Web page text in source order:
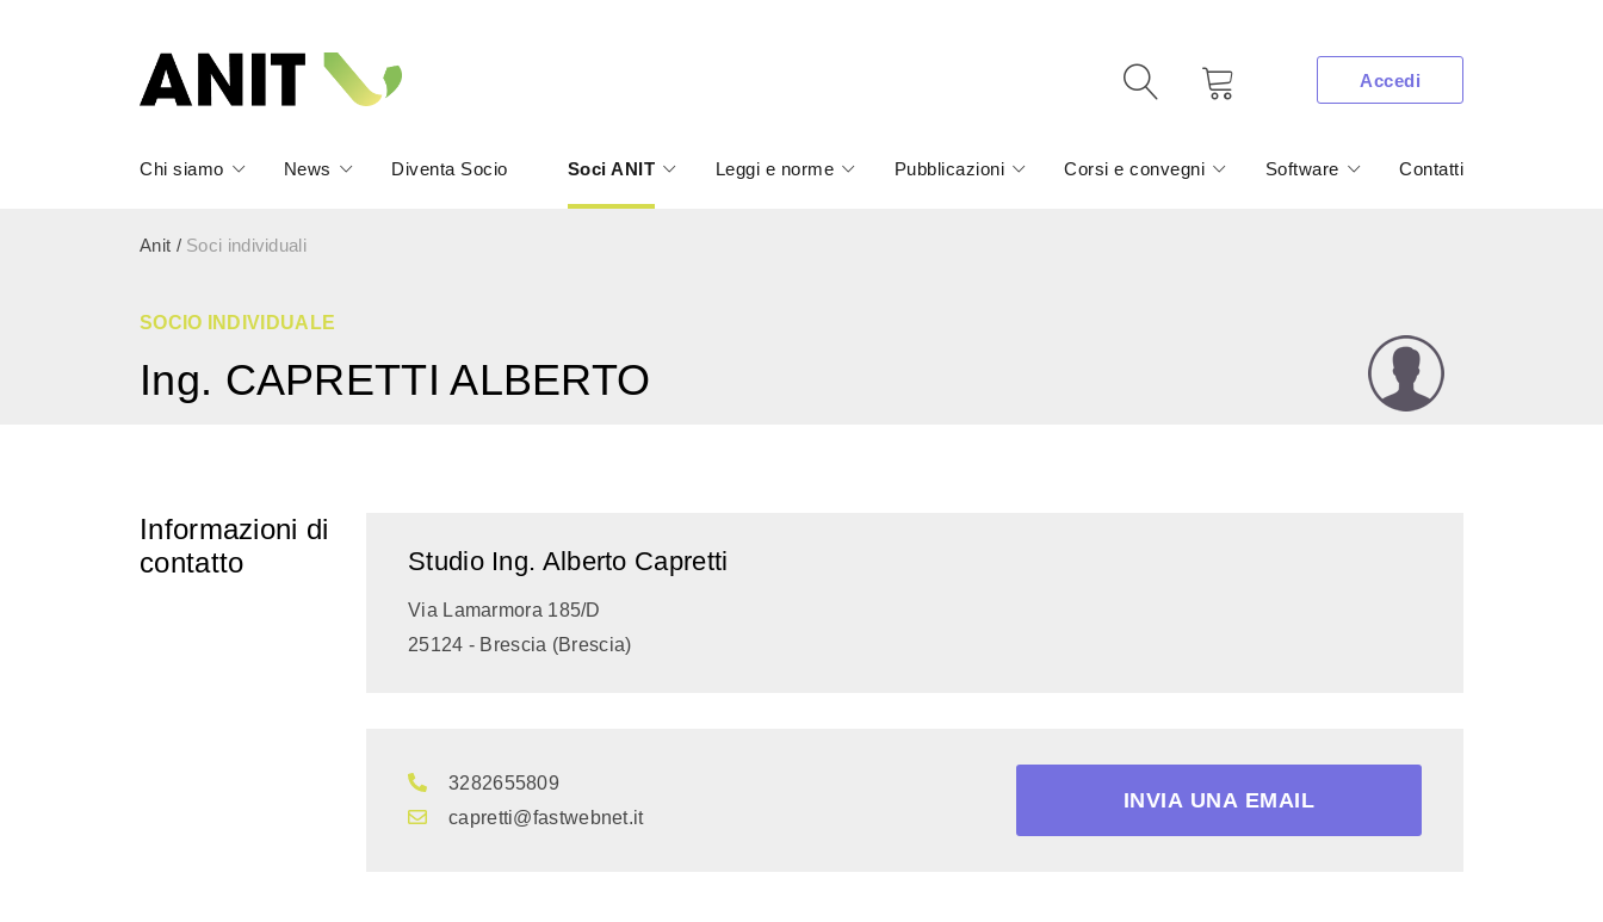
Accedi
Chi siamo News Diventa Socio Soci ANIT Leggi e norme Pubblicazioni Corsi e convegni Software Contatti
Anit / Soci individuali
SOCIO INDIVIDUALE
Ing. CAPRETTI ALBERTO
Informazioni di
contatto
Studio Ing. Alberto Capretti
Via Lamarmora 185/D
25124 - Brescia (Brescia)
3282655809
capretti@fastwebnet.it
INVIA UNA EMAIL